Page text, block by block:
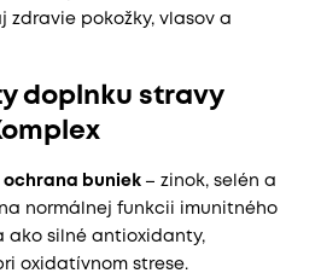
zdravie pokožky, vlasov a
doplnku stravy
ochrana buniek – zinok, selén a
normálnej funkcii imunitného
ako silné antioxidanty,
oxidatívnom strese.